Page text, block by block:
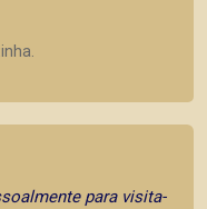
para visita-